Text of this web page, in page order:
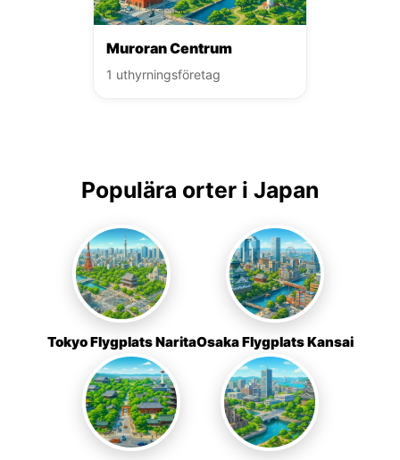
Muroran Centrum
1 uthyrningsföretag
Populära orter i Japan
Tokyo Flygplats NaritaOsaka Flygplats Kansai